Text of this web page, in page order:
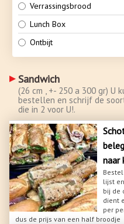
Verrassingsbrood
Lunch Box
Ontbijt
Sandwich
(26 cm , +- 250 a 300 gr)
bestellen en schrijf de
die in 2 voor U!.
naar
lijst
bij de
dient
per
dus de prijs van een half broodje